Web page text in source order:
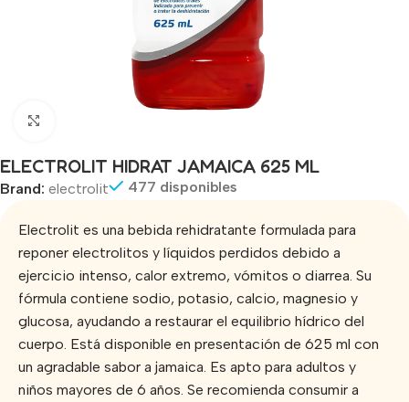
ELECTROLIT HIDRAT JAMAICA 625 ML
Brand: electrolit 477 disponibles
Electrolit es una bebida rehidratante formulada para
reponer electrolitos y líquidos perdidos debido a
ejercicio intenso, calor extremo, vómitos o diarrea. Su
fórmula contiene sodio, potasio, calcio, magnesio y
glucosa, ayudando a restaurar el equilibrio hídrico del
cuerpo. Está disponible en presentación de 625 ml con
un agradable sabor a jamaica. Es apto para adultos y
niños mayores de 6 años. Se recomienda consumir a